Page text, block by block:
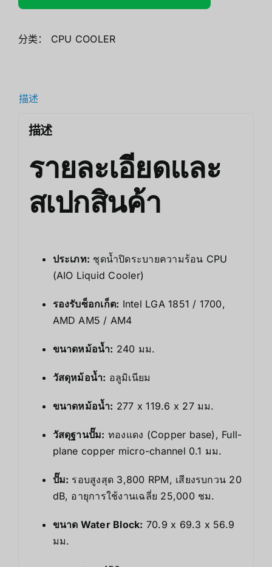
分类： CPU COOLER
描述
描述
รายละเอียดและ
สเปกสินค้า
ประเภท: ชุดน้ำปิดระบายความร้อน CPU
(AIO Liquid Cooler)
รองรับซ็อกเก็ต: Intel LGA 1851 / 1700,
AMD AM5 / AM4
ขนาดหม้อน้ำ: 240 มม.
วัสดุหม้อน้ำ: อลูมิเนียม
ขนาดหม้อน้ำ: 277 x 119.6 x 27 มม.
วัสดุฐานปั๊ม: ทองแดง (Copper base), Full-
plane copper micro-channel 0.1 มม.
ปั๊ม: รอบสูงสุด 3,800 RPM, เสียงรบกวน 20
dB, อายุการใช้งานเฉลี่ย 25,000 ชม.
ขนาด Water Block: 70.9 x 69.3 x 56.9
มม.